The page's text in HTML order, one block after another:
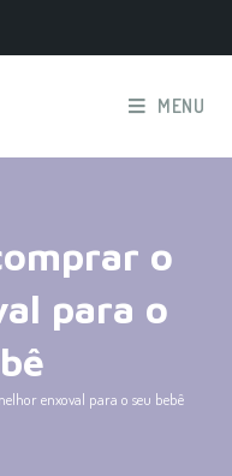
MENU
o
para o
enxoval para o seu bebê